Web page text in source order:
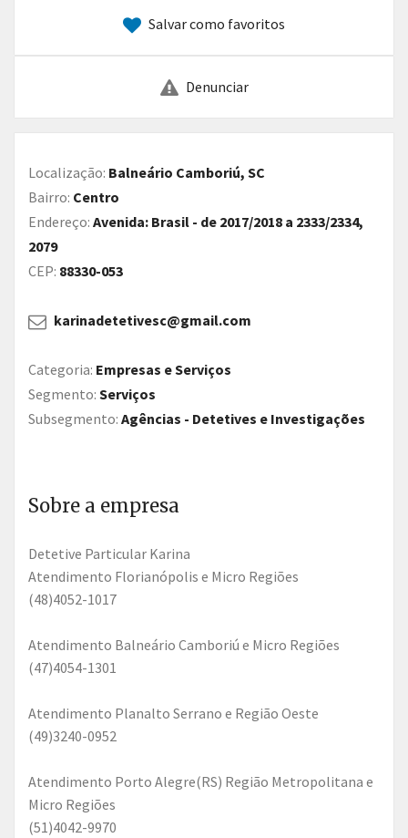
Salvar como favoritos
Denunciar
Localização: Balneário Camboriú, SC
Bairro: Centro
Endereço: Avenida: Brasil - de 2017/2018 a 2333/2334,
2079
CEP: 88330-053
karinadetetivesc@gmail.com
Categoria: Empresas e Serviços
Segmento: Serviços
Subsegmento: Agências - Detetives e Investigações
Sobre a empresa
Detetive Particular Karina
Atendimento Florianópolis e Micro Regiões
(48)4052-1017
Atendimento Balneário Camboriú e Micro Regiões
(47)4054-1301
Atendimento Planalto Serrano e Região Oeste
(49)3240-0952
Atendimento Porto Alegre(RS) Região Metropolitana e
Micro Regiões
(51)4042-9970